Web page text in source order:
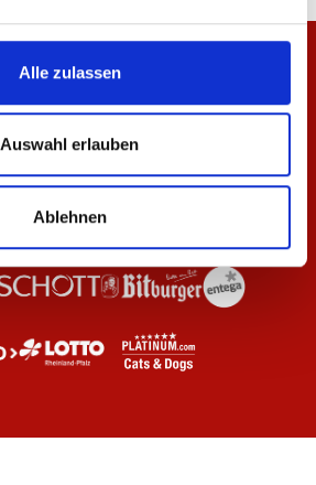
Alle zulassen
Auswahl erlauben
Ablehnen